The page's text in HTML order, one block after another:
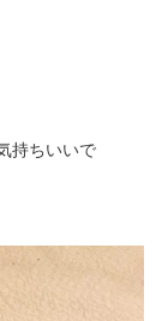
持ちいいで